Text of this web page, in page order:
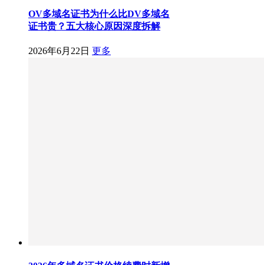
OV多域名证书为什么比DV多域名
证书贵？五大核心原因深度拆解
2026年6月22日 更多